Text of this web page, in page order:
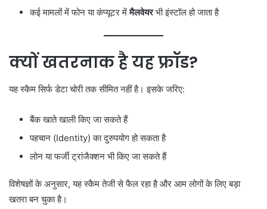
कई मामलों में फोन या कंप्यूटर मेंमैलवेयरभी इंस्टॉल हो जाता है
क्यों खतरनाक है यह फ्रॉड?
यह स्कैम सिर्फ डेटा चोरी तक सीमित नहीं है। इसके जरिए:
बैंक खाते खाली किए जा सकते हैं
पहचान (Identity) का दुरुपयोग हो सकता है
लोन या फर्जी ट्रांजैक्शन भी किए जा सकते हैं
विशेषज्ञों के अनुसार, यह स्कैम तेजी से फैल रहा है और आम लोगों के लिए बड़ा
खतरा बन चुका है।